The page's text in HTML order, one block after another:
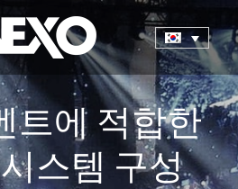
트에 적합한
스템 구성